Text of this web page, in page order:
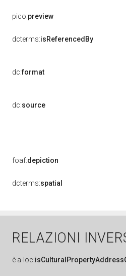
pico:preview
dcterms:isReferencedBy
dc:format
dc:source
foaf:depiction
dcterms:spatial
RELAZIONI
è a-loc: